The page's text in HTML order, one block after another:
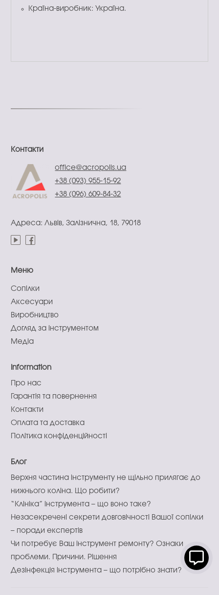
Країна-виробник: Україна.
Контакти
office@acropolis.ua
+38 (093) 955-15-92
+38 (096) 609-84-32
Адреса: Львів, Залізнична, 18, 79018
Меню
Сопілки
Аксесуари
Виробництво
Догляд за інструментом
Медіа
Information
Про нас
Гарантія та повернення
Контакти
Оплата та доставка
Політика конфіденційності
Блог
Верхня частина інструменту не щільно прилягає до
нижнього коліна. Що робити?
“Клініка” інструмента – що воно таке?
Незасекречені секрети довговічності Вашої сопілки
– поради експертів
Чи потребує Ваш інструмент ремонту? Ознаки
проблеми. Причини. Рішення
Дезінфекція інструмента – що потрібно знати?